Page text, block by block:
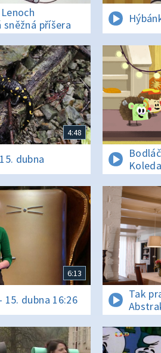
příšera
4:48
dubna
Koleda
6:13
dubna 16:26
Tak